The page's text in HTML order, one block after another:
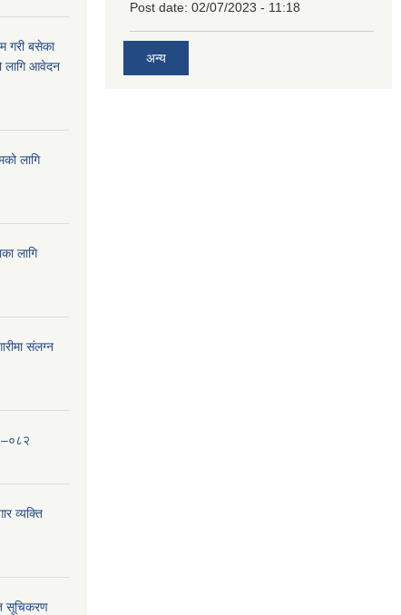
गरी बसेका
लागि आवेदन
लागि
लागि
संलग्न
व्यक्ति
सूचिकरण
Post date: 02/07/2023 - 11:18
अन्य